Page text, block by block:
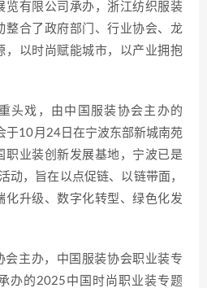
览有限公司承办，浙江纺织服装
整合了政府部门、行业协会、龙
，以时尚赋能城市，以产业拥抱
头戏，由中国服装协会主办的
于10月24日在宁波东部新城南苑
职业装创新发展基地，宁波已是
动，旨在以点促链、以链带面，
化升级、数字化转型、绿色化发
会主办，中国服装协会职业装专
办的2025中国时尚职业装专题